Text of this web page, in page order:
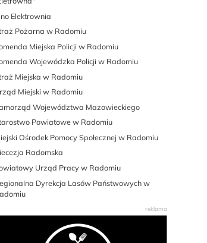
Elektrownia
Pożarna w Radomiu
Miejska Policji w Radomiu
Wojewódzka Policji w Radomiu
Miejska w Radomiu
Miejski w Radomiu
Województwa Mazowieckiego
Powiatowe w Radomiu
Ośrodek Pomocy Społecznej w Radomiu
Radomska
Urząd Pracy w Radomiu
Dyrekcja Lasów Państwowych w